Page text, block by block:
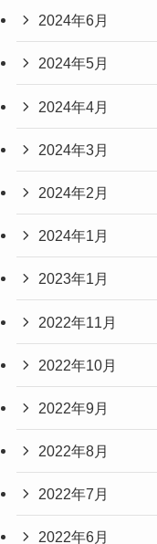
2024年6月
2024年5月
2024年4月
2024年3月
2024年2月
2024年1月
2023年1月
2022年11月
2022年10月
2022年9月
2022年8月
2022年7月
2022年6月